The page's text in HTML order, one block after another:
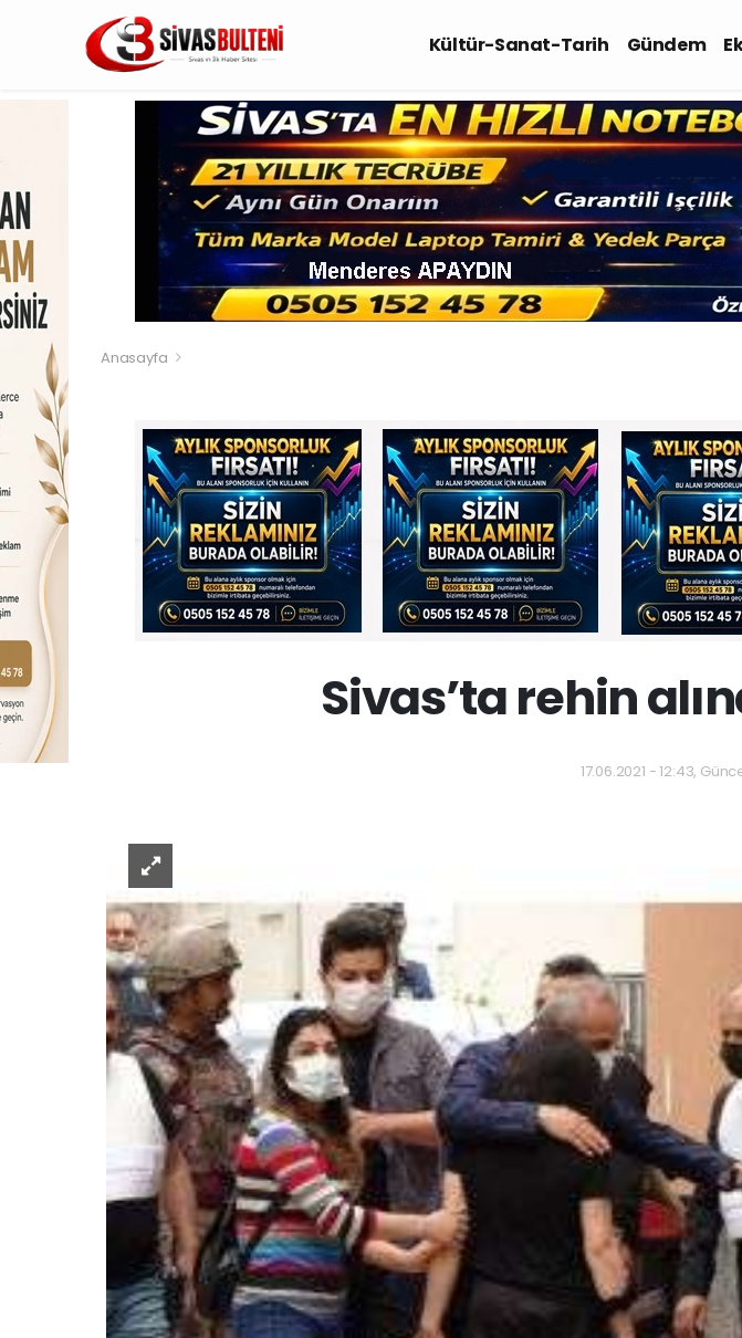
Kültür-Sanat-Tarih Gündem
Anasayfa
Sivas’ta rehin
17.06.2021 - 12:43,